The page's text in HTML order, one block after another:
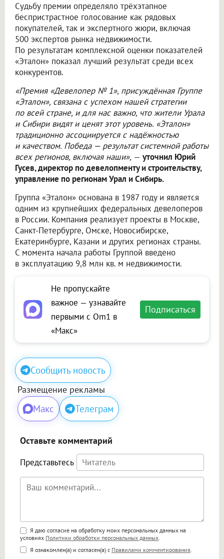
Судьбу премии определяло трёхэтапное
беспристрастное голосование как рядовых
покупателей, так и экспертного жюри, включая
500 экспертов рынка недвижимости.
По результатам комплексной оценки показателей
«Эталон» показал лучший результат среди всех
конкурентов.
«Премия «Девелопер № 1», присуждённая Группе
«Эталон», связана с успехом нашей стратегии
по всей стране, и для нас важно, что жители Урала
и Сибири видят и ценят этот уровень. «Эталон»
традиционно ассоциируется с надёжностью
и качеством. Победа — результат системной работы
всех регионов, включая наши», — уточнил Юрий
Гусев, директор по девелопменту и строительству,
управление по регионам Урал и Сибирь.
Группа «Эталон» основана в 1987 году и является
одним из крупнейших федеральных девелоперов
в России. Компания реализует проекты в Москве,
Санкт-Петербурге, Омске, Новосибирске,
Екатеринбурге, Казани и других регионах страны.
С момента начала работы Группой введено
в эксплуатацию 9,8 млн кв. м недвижимости.
Не пропускайте
важное — узнавайте
первыми с Om1 в
«Макс»
Подписаться
Сообщить новость
Размещение рекламы
Макс Телеграм
Оставьте комментарий
Представьтесь
Поддержка HTML
<b>, <strong>, <u>, <i>, <em>, <s>, <big>,
<small>, <sup>, <sub>, <pre>, <ul>, <ol>, <li>,
Я даю согласие на обработку моих персональных данных на
условиях Политики обработки персональных данных
Я ознакомлен(а) и согласен(а) с Правилами комментирования